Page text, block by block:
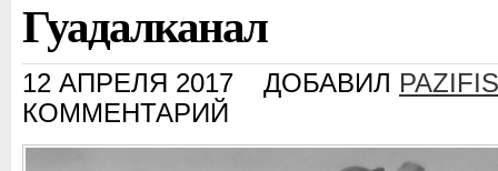
Гуадалканал
12 АПРЕЛЯ 2017 ДОБАВИЛ
КОММЕНТАРИЙ